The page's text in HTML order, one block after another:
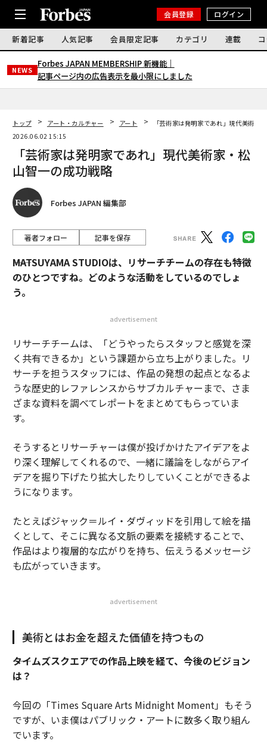
会員登録 ログイン
新着記事 人気記事 会員限定記事 カテゴリ 連載
NEWS
Forbes JAPAN MEMBERSHIP 新機能｜
記事ページ内の広告表示を最小限にしました
トップ アート・カルチャー アート
「芸術家は発明家であれ」現代美術家
2026.06.02 15:15
「芸術家は発明家であれ」現代美術家・松
山智一の成功戦略
Forbes JAPAN 編集部
著者フォロー 記事を保存
――MATSUYAMA STUDIOは、リサーチチームの存在も特徴
のひとつですね。どのような活動をしているのでしょ
う。
advertisement
リサーチチームは、「どうやったらスタッフと感覚を深
く共有できるか」という課題から立ち上がりました。リ
サーチを担うスタッフには、作品の発想の起点となるよ
うな歴史的レファレンスからサブカルチャーまで、さま
ざまな資料を調べてレポートをまとめてもらっていま
す。
そうするとリサーチャーは僕が投げかけたアイデアをよ
り深く理解してくれるので、一緒に議論をしながらアイ
デアを掘り下げたり拡大したりしていくことができるよ
うになります。
たとえばジャック＝ルイ・ダヴィッドを引用して絵を描
くとして、そこに異なる文脈の要素を接続することで、
作品はより複層的な広がりを持ち、伝えうるメッセージ
も広がっていきます。
advertisement
美術とはお金を超えた価値を持つもの
――タイムズスクエアでの作品上映を経て、今後のビジョン
は？
今回の「Times Square Arts Midnight Moment」もそう
ですが、いま僕はパブリック・アートに数多く取り組ん
でいます。